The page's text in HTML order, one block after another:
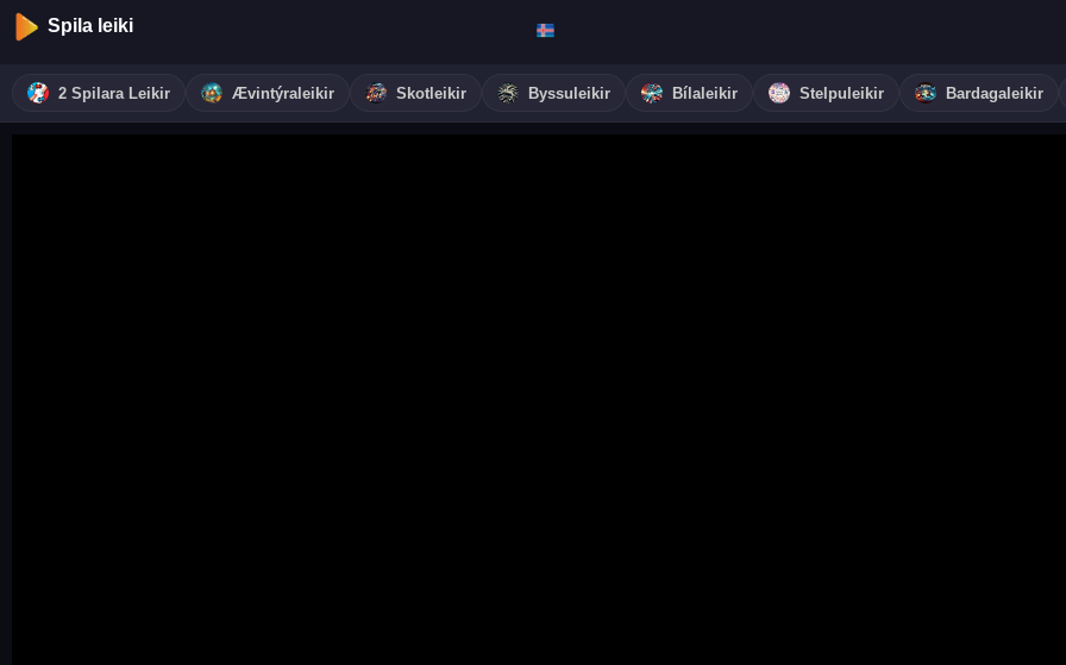
Spila leiki
2 Spilara Leikir Ævintýraleikir Skotleikir Byssuleikir Bílaleikir Stelpuleikir Bardagaleikir